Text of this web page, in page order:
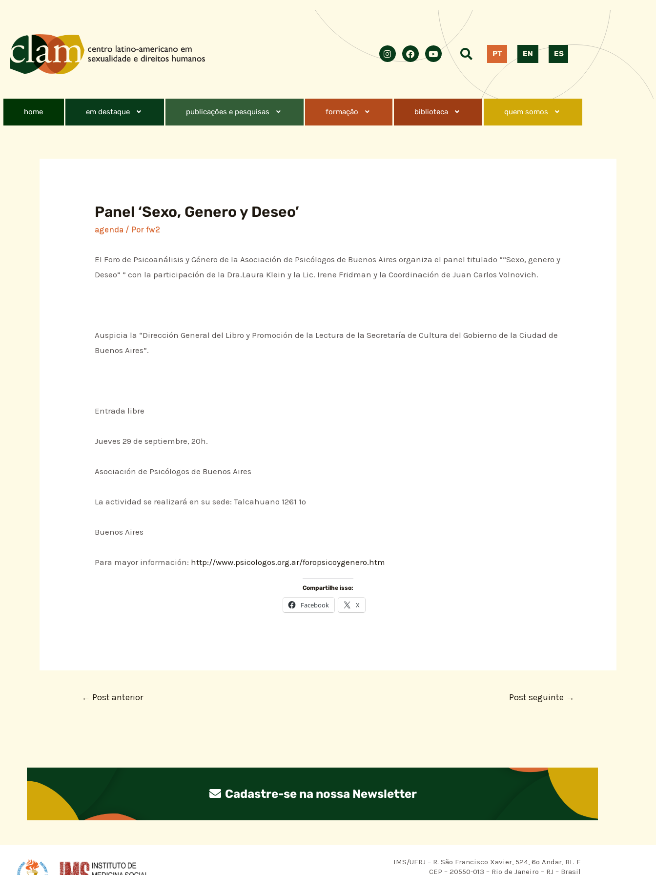
PT EN ES
home em destaque publicações e pesquisas formação biblioteca quem somos
Panel ‘Sexo, Genero y Deseo’
agenda / Porfw2
El Foro de Psicoanálisis y Género de la Asociación de Psicólogos de Buenos Aires organiza el panel titulado ““Sexo, genero y
Deseo” ” con la participación de la Dra.Laura Klein y la Lic. Irene Fridman y la Coordinación de Juan Carlos Volnovich.
Auspicia la “Dirección General del Libro y Promoción de la Lectura de la Secretaría de Cultura del Gobierno de la Ciudad de
Buenos Aires”.
Entrada libre
Jueves 29 de septiembre, 20h.
Asociación de Psicólogos de Buenos Aires
La actividad se realizará en su sede: Talcahuano 1261 1º
Buenos Aires
Para mayor información: http://www.psicologos.org.ar/foropsicoygenero.htm
Compartilhe isso:
Facebook X
← Post anterior Post seguinte →
Cadastre-se na nossa Newsletter
IMS/UERJ – R. São Francisco Xavier, 524, 6º Andar, BL. E
CEP – 20550-013 – Rio de Janeiro – RJ – Brasil